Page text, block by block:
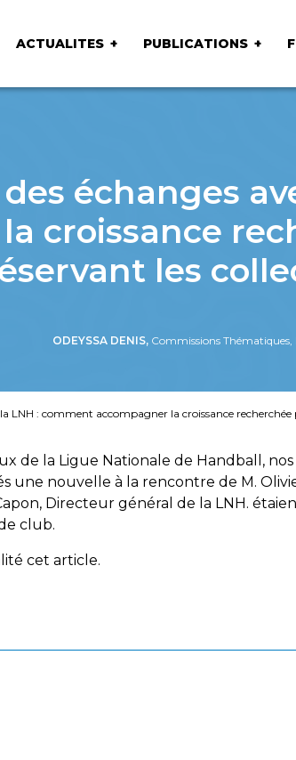
ACTUALITES PUBLICATIONS
échanges
croissance
les
ODEYSSA DENIS, Commissions Thématiques,
LNH : comment accompagner la croissance
de la Ligue Nationale de Handball, nos
une nouvelle à la rencontre de M.
Directeur général de la LNH.
club.
cet article.